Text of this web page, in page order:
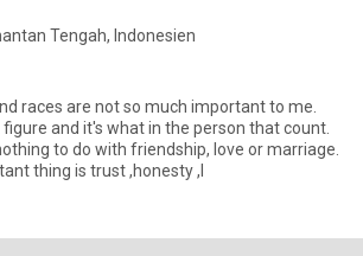
Tengah, Indonesien
races are not so much important to me.
figure and it's what in the person that count.
to do with friendship, love or marriage.
thing is trust ,honesty ,l